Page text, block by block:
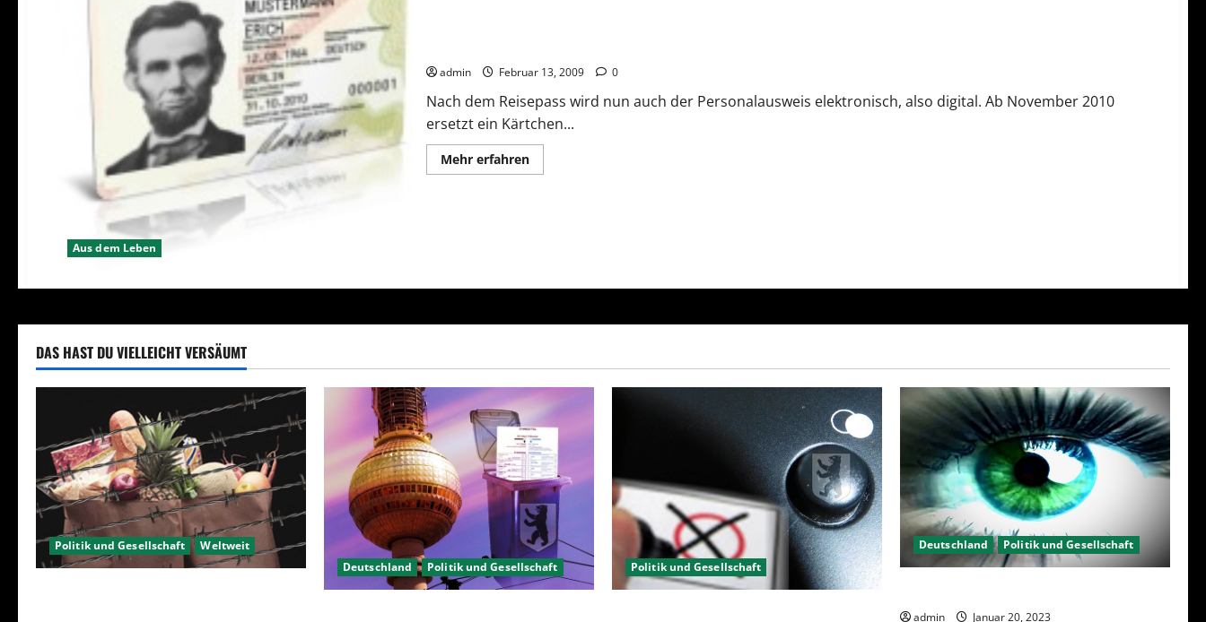
Aus dem Leben
admin Februar 13, 2009 0
Nach dem Reisepass wird nun auch der Personalausweis elektronisch, also digital. Ab November 2010
ersetzt ein Kärtchen...
Mehr erfahrenMehr
Informationen
DAS HAST DU VIELLEICHT VERSÄUMT
Politik und Gesellschaft Weltweit
Deutschland Politik und Gesellschaft Politik und Gesellschaft
Deutschland Politik und Gesellschaft
admin Januar 20, 2023